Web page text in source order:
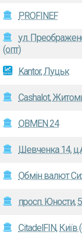
PROFINEF
ул.
(опт)
Kantor, Луцьк
Cashalot,
OBMEN 24
Шевченка 14,
Обмін валют
просп. Юности,
CitadelFIN, Київ